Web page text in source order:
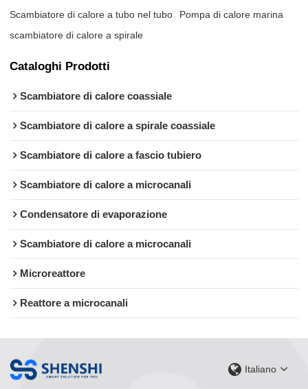
Scambiatore di calore a tubo nel tubo
Pompa di calore marina
scambiatore di calore a spirale
Cataloghi Prodotti
Scambiatore di calore coassiale
Scambiatore di calore a spirale coassiale
Scambiatore di calore a fascio tubiero
Scambiatore di calore a microcanali
Condensatore di evaporazione
Scambiatore di calore a microcanali
Microreattore
Reattore a microcanali
Italiano